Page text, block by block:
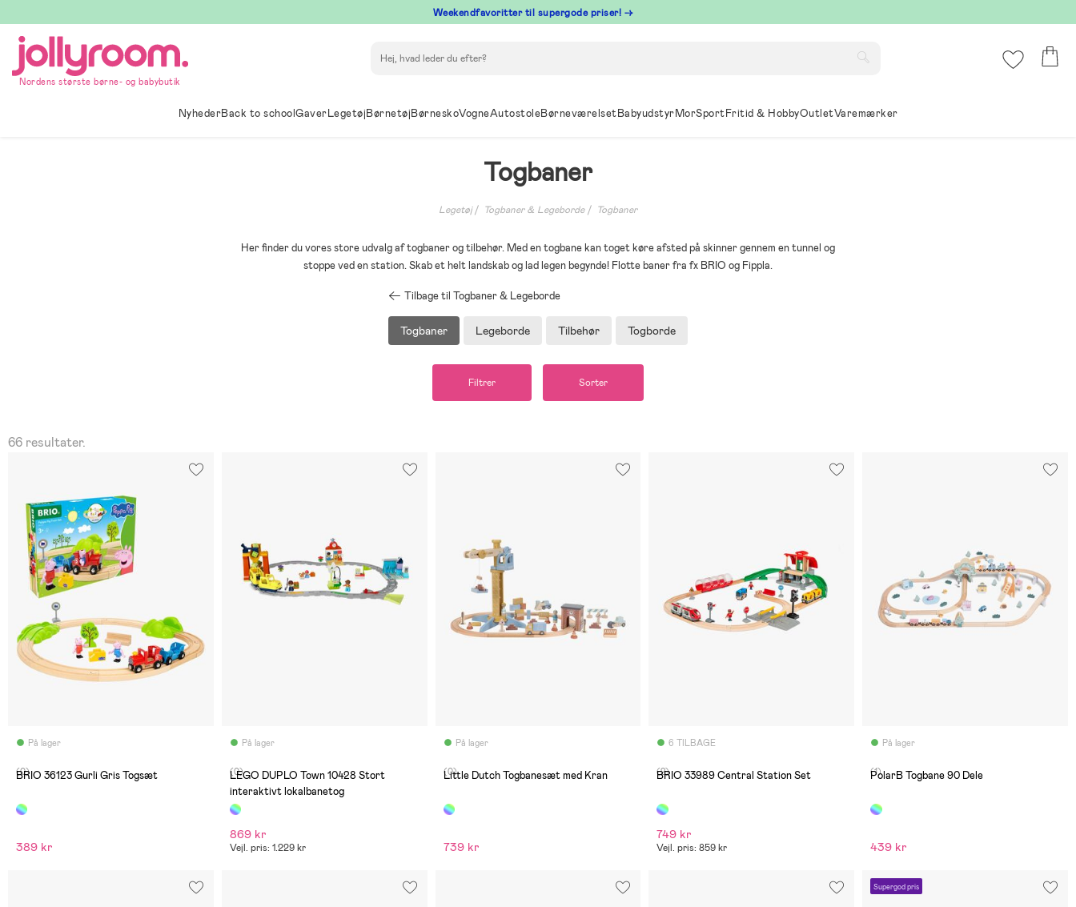
till
innehållet
⁠ Weekendfavoritter til supergode priser! →
Nordens største børne- og babybutik
NyhederBack to schoolGaverLegetøjBørnetøjBørneskoVogneAutostoleBørneværelsetBabyudstyrMorSportFritid & HobbyOutletVaremærker
Togbaner
Legetøj Togbaner & Legeborde Togbaner
Her finder du vores store udvalg af togbaner og tilbehør. Med en togbane kan toget køre afsted på skinner gennem en tunnel og
stoppe ved en station. Skab et helt landskab og lad legen begynde! Flotte baner fra fx BRIO og Fippla.
Tilbage til Togbaner & Legeborde
Togbaner Legeborde Tilbehør Togborde
Filtrer Sorter
66 resultater.
På lager
(0)
BRIO 36123 Gurli Gris Togsæt
389 kr
På lager
(0)
LEGO DUPLO Town 10428 Stort
interaktivt lokalbanetog
869 kr
Vejl. pris: 1.229 kr
På lager
(0)
Little Dutch Togbanesæt med Kran
739 kr
6 TILBAGE
(2)
BRIO 33989 Central Station Set
749 kr
Vejl. pris: 859 kr
På lager
(1)
PolarB Togbane 90 Dele
439 kr
Supergod pris